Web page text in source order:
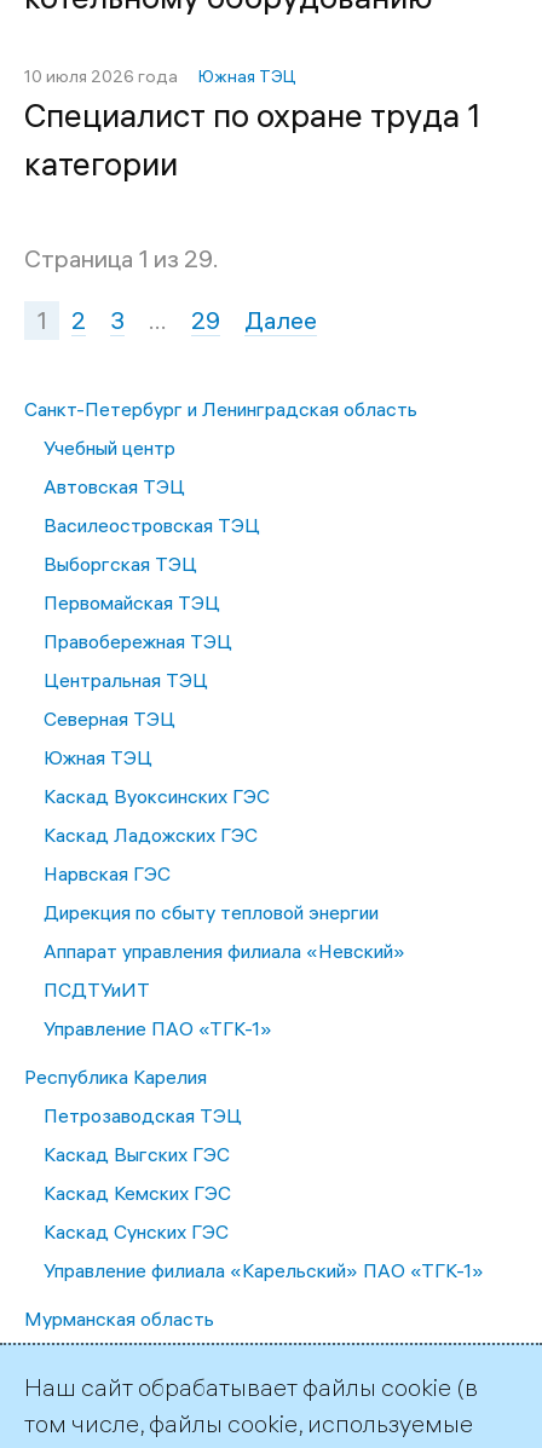
10 июля 2026 года Южная ТЭЦ
Специалист по охране труда 1
категории
Страница 1 из 29.
1 2 3 … 29 Далее
Санкт-Петербург и Ленинградская область
Учебный центр
Автовская ТЭЦ
Василеостровская ТЭЦ
Выборгская ТЭЦ
Первомайская ТЭЦ
Правобережная ТЭЦ
Центральная ТЭЦ
Северная ТЭЦ
Южная ТЭЦ
Каскад Вуоксинских ГЭС
Каскад Ладожских ГЭС
Нарвская ГЭС
Дирекция по сбыту тепловой энергии
Аппарат управления филиала «Невский»
ПСДТУиИТ
Управление ПАО «ТГК-1»
Республика Карелия
Петрозаводская ТЭЦ
Каскад Выгских ГЭС
Каскад Кемских ГЭС
Каскад Сунских ГЭС
Управление филиала «Карельский» ПАО «ТГК-1»
Мурманская область
Каскад Туломских и Серебрянских ГЭС
Каскад Нивских ГЭС
Наш сайт обрабатывает файлы cookie (в
том числе, файлы cookie, используемые